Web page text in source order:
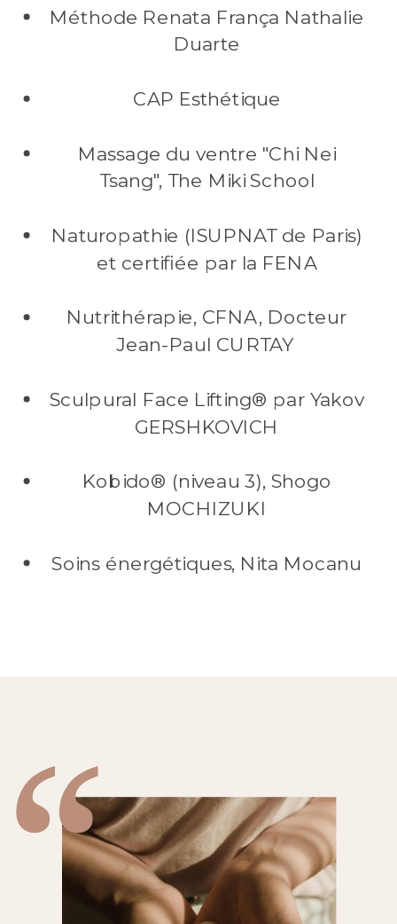
Méthode Renata França Nathalie
Duarte
CAP Esthétique
Massage du ventre "Chi Nei
Tsang", The Miki School
Naturopathie (ISUPNAT de Paris)
et certifiée par la FENA
Nutrithérapie, CFNA, Docteur
Jean-Paul CURTAY
Sculpural Face Lifting® par Yakov
GERSHKOVICH
Kobido® (niveau 3), Shogo
MOCHIZUKI
Soins énergétiques, Nita Mocanu